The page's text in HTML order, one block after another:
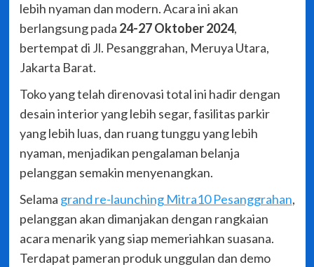
lebih nyaman dan modern. Acara ini akan
berlangsung pada 24-27 Oktober 2024,
bertempat di Jl. Pesanggrahan, Meruya Utara,
Jakarta Barat.
Toko yang telah direnovasi total ini hadir dengan
desain interior yang lebih segar, fasilitas parkir
yang lebih luas, dan ruang tunggu yang lebih
nyaman, menjadikan pengalaman belanja
pelanggan semakin menyenangkan.
Selama grand re-launching Mitra10 Pesanggrahan,
pelanggan akan dimanjakan dengan rangkaian
acara menarik yang siap memeriahkan suasana.
Terdapat pameran produk unggulan dan demo